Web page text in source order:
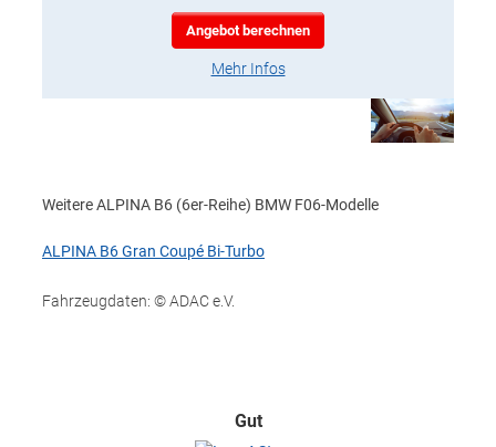
Angebot berechnen
Mehr Infos
Weitere ALPINA B6 (6er-Reihe) BMW F06-Modelle
ALPINA B6 Gran Coupé Bi-Turbo
Fahrzeugdaten: © ADAC e.V.
Gut